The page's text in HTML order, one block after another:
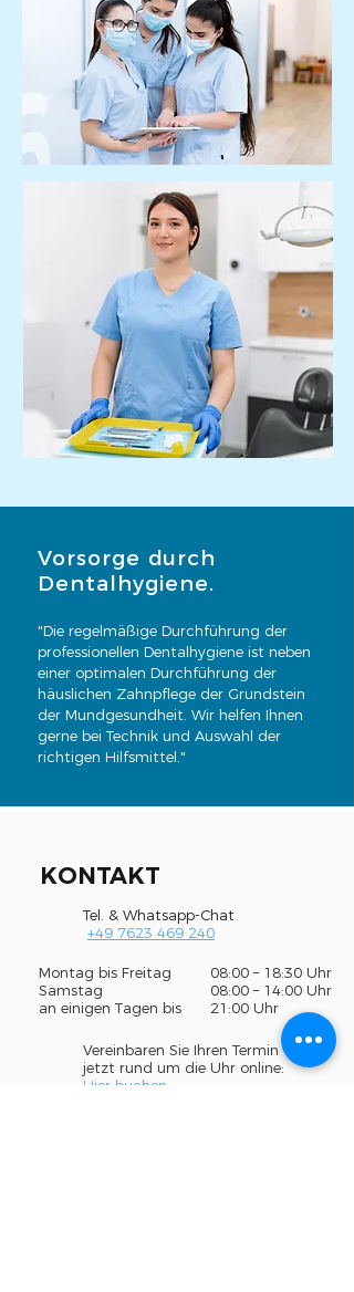
Vorsorge durch
Dentalhygiene.
"Die regelmäßige Durchführung der
professionellen Dentalhygiene ist neben
einer optimalen Durchführung der
häuslichen Zahnpflege der Grundstein
der Mundgesundheit. Wir helfen Ihnen
gerne bei Technik und Auswahl der
richtigen Hilfsmittel."
KONTAKT
Tel. & Whatsapp-Chat
+49 7623 469 240
Montag bis Freitag
Samstag
an einigen Tagen bis
08:00 – 18:30 Uhr
08:00 – 14:00 Uhr
21:00 Uhr
Vereinbaren Sie Ihren Termin
jetzt rund um die Uhr online:
Hier buchen